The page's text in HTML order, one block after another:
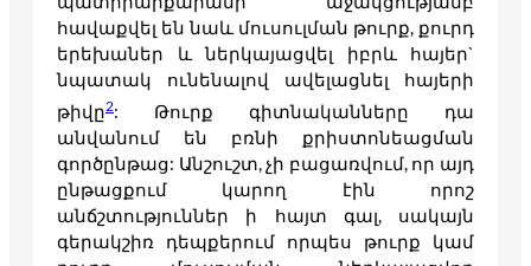
հավաքվել են նաև մուսուլման թուրք, քուրդ
երեխաներ և ներկայացվել իբրև հայեր`
նպատակ ունենալով ավելացնել հայերի
թիվը2: Թուրք գիտնականները դա
անվանում են բռնի քրիստոնեացման
գործընթաց: Անշուշտ, չի բացառվում, որ այդ
ընթացքում կարող էին որոշ
անճշտություններ ի հայտ գալ, սակայն
գերակշիռ դեպքերում որպես թուրք կամ